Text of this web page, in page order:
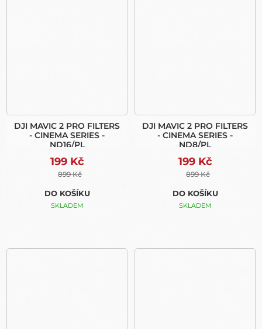
DJI MAVIC 2 PRO FILTERS
- CINEMA SERIES -
ND16/PL
199 Kč
899 Kč
DO KOŠÍKU
SKLADEM
DJI MAVIC 2 PRO FILTERS
- CINEMA SERIES -
ND8/PL
199 Kč
899 Kč
DO KOŠÍKU
SKLADEM